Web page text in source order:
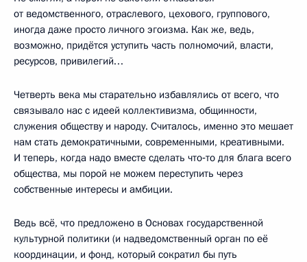
от ведомственного, отраслевого, цехового, группового,
иногда даже просто личного эгоизма. Как же, ведь,
возможно, придётся уступить часть полномочий, власти,
ресурсов, привилегий…
Четверть века мы старательно избавлялись от всего, что
связывало нас с идеей коллективизма, общинности,
служения обществу и народу. Считалось, именно это мешает
нам стать демократичными, современными, креативными.
И теперь, когда надо вместе сделать что‑то для блага всего
общества, мы порой не можем переступить через
собственные интересы и амбиции.
Ведь всё, что предложено в Основах государственной
культурной политики (и надведомственный орган по её
координации, и фонд, который сократил бы путь